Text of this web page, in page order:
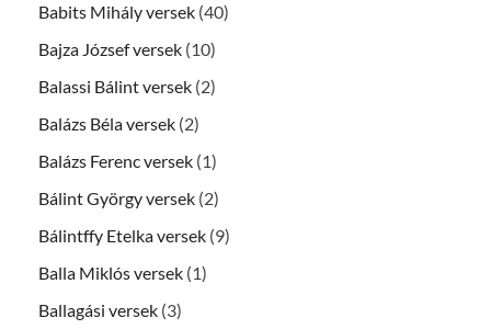
Babits Mihály versek (40)
Bajza József versek (10)
Balassi Bálint versek (2)
Balázs Béla versek (2)
Balázs Ferenc versek (1)
Bálint György versek (2)
Bálintffy Etelka versek (9)
Balla Miklós versek (1)
Ballagási versek (3)